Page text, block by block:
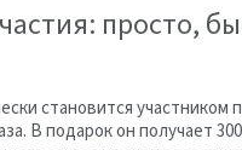
просто,
становится участником
В подарок он получает